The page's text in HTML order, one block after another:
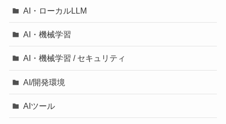
AI・ローカルLLM
AI・機械学習
AI・機械学習 / セキュリティ
AI/開発環境
AIツール